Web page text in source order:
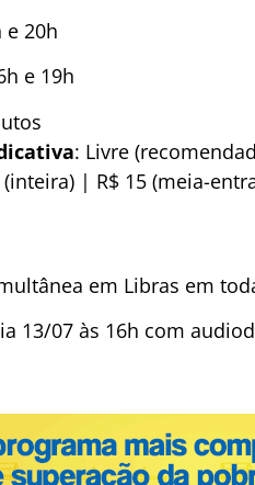
e 20h
e 19h
: Livre
(inteira) | R$ 15 (meia-
em Libras em
13/07 às 16h com